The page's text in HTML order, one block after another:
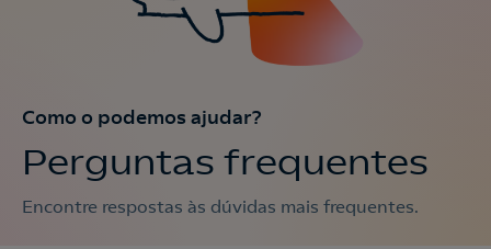
Como o podemos ajudar?
Perguntas frequentes
Encontre respostas às dúvidas mais frequentes.